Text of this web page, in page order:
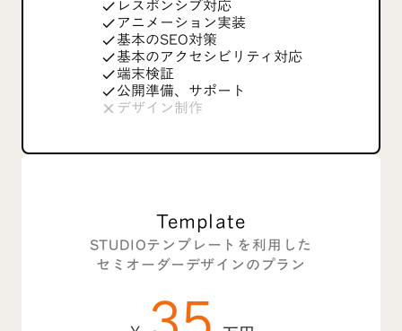
check
check アニメーション実装
check基本のSEO対策
check基本のアクセシビリティ対応
check端末検証
check公開準備、サポート
close デザイン制作
Template
STUDIOテンプレートを利用した
セミオーダーデザインのプラン